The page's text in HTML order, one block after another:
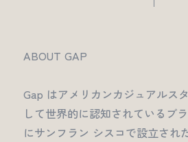
ABOUT GAP
Gap はアメリカンカジュアルス
して世界的に認知されているブ
にサンフラン シスコで設立され